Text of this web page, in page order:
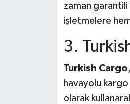
zaman garantili
işletmelere
3.
Turkish Cargo
havayolu
olarak